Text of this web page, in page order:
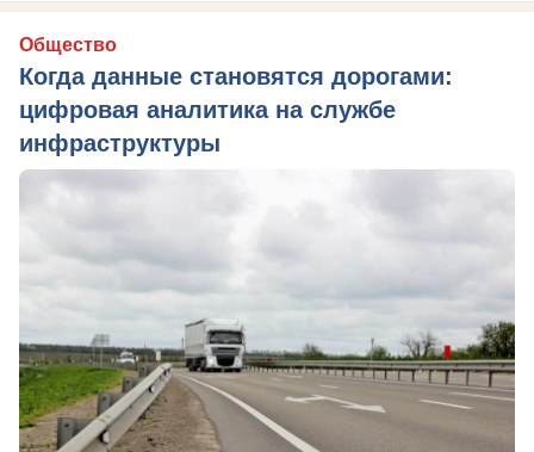
Общество
Когда данные становятся дорогами:
цифровая аналитика на службе
инфраструктуры